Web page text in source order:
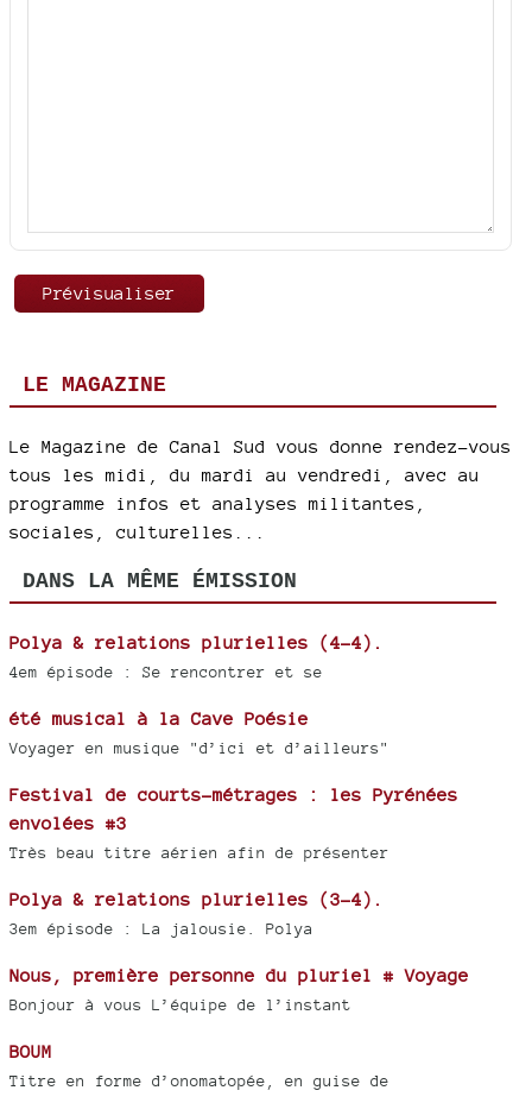
LE MAGAZINE
Le Magazine de Canal Sud vous donne rendez-vous
tous les midi, du mardi au vendredi, avec au
programme infos et analyses militantes,
sociales, culturelles...
DANS LA MÊME ÉMISSION
Polya & relations plurielles (4-4).
4em épisode : Se rencontrer et se
été musical à la Cave Poésie
Voyager en musique "d’ici et d’ailleurs"
Festival de courts-métrages : les Pyrénées
envolées #3
Très beau titre aérien afin de présenter
Polya & relations plurielles (3-4).
3em épisode : La jalousie. Polya
Nous, première personne du pluriel # Voyage
Bonjour à vous L’équipe de l’instant
BOUM
Titre en forme d’onomatopée, en guise de